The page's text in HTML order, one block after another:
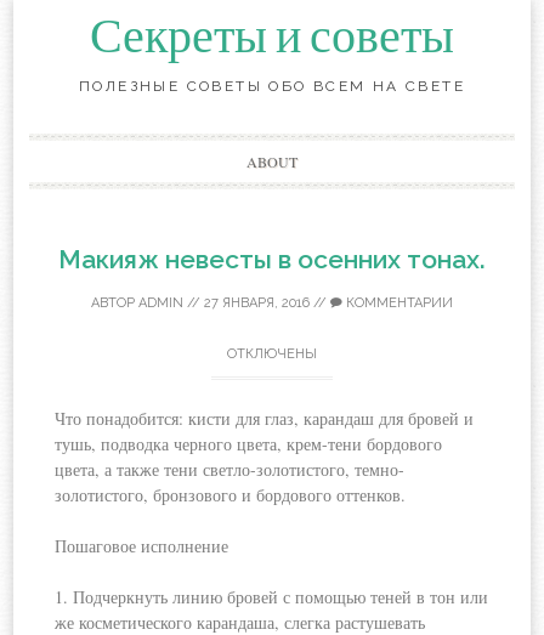
Секреты и советы
ПОЛЕЗНЫЕ СОВЕТЫ ОБО ВСЕМ НА СВЕТЕ
Перейти
к
ABOUT
Макияж невесты в осенних тонах.
АВТОР ADMIN // 27 ЯНВАРЯ, 2016 // КОММЕНТАРИИ
ОТКЛЮЧЕНЫ
Что понадобится: кисти для глаз, карандаш для бровей и
тушь, подводка черного цвета, крем-тени бордового
цвета, а также тени светло-золотистого, темно-
золотистого, бронзового и бордового оттенков.
Пошаговое исполнение
1. Подчеркнуть линию бровей с помощью теней в тон или
же косметического карандаша, слегка растушевать